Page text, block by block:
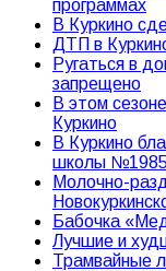
программах
В Куркино
ДТП в
Ругаться в
запрещено
В этом
Куркино
В Куркино
школы
Молочно-
Бабочка
Лучшие и
Трамвайные